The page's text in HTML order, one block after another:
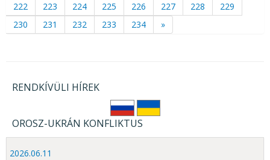
222
223 224 225 226 227 228
229
230
231 232 233 234 »
RENDKÍVÜLI HÍREK
OROSZ-UKRÁN KONFLIKTUS
2026.06.11